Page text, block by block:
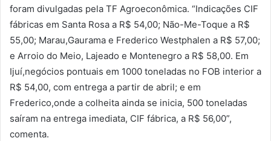
foram divulgadas pela TF Agroeconômica. “Indicações CIF
fábricas em Santa Rosa a R$ 54,00; Não-Me-Toque a R$
55,00; Marau,Gaurama e Frederico Westphalen a R$ 57,00;
e Arroio do Meio, Lajeado e Montenegro a R$ 58,00. Em
Ijuí,negócios pontuais em 1000 toneladas no FOB interior a
R$ 54,00, com entrega a partir de abril; e em
Frederico,onde a colheita ainda se inicia, 500 toneladas
saíram na entrega imediata, CIF fábrica, a R$ 56,00”,
comenta.